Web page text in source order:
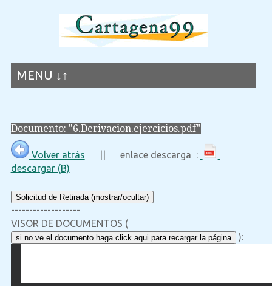
MENU ↓↑
Documento: "6.Derivacion.ejercicios.pdf"
Volver atrás || enlace descarga :
descargar (B)
Solicitud de Retirada (mostrar/ocultar)
-------------------
VISOR DE DOCUMENTOS (
si no ve el documento haga click aqui para recargar la página ):